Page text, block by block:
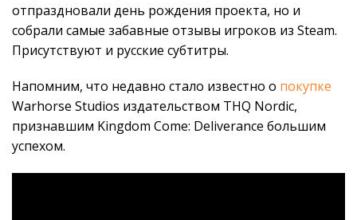
отпраздновали день рождения проекта, но и
собрали самые забавные отзывы игроков из Steam.
Присутствуют и русские субтитры.
Напомним, что недавно стало известно о покупке
Warhorse Studios издательством THQ Nordic,
признавшим Kingdom Come: Deliverance большим
успехом.